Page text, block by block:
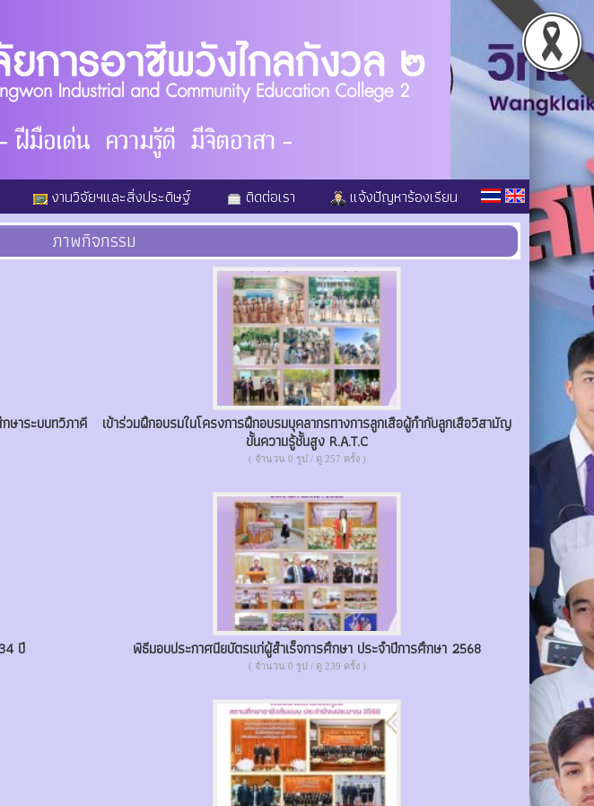
งานวิจัยฯและสิ่งประดิษฐ์ ติดต่อเรา แจ้งปัญหาร้องเรียน
ภาพกิจกรรม
ษาระบบทวิภาคี
เข้าร่วมฝึกอบรมในโครงการฝึกอบรมบุคลากรทางการลูกเสือผู้กำกับลูกเสือวิสามัญ
ขั้นความรู้ชั้นสูง R.A.T.C
( จำนวน 0 รูป / ดู 257 ครั้ง )
ปี พิธีมอบประกาศนียบัตรแก่ผู้สำเร็จการศึกษา ประจำปีการศึกษา 2568
( จำนวน 0 รูป / ดู 239 ครั้ง )